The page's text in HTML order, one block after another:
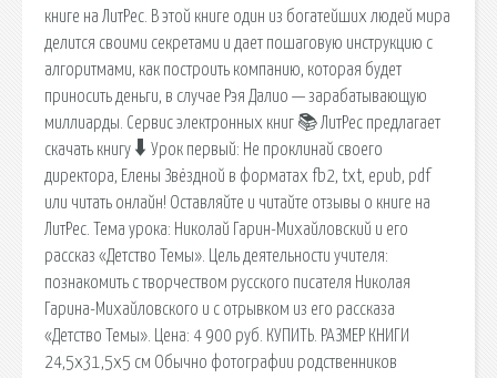
книге на ЛитРес. В этой книге один из богатейших людей мира
делится своими секретами и дает пошаговую инструкцию с
алгоритмами, как построить компанию, которая будет
приносить деньги, в случае Рэя Далио — зарабатывающую
миллиарды. Сервис электронных книг 📚 ЛитРес предлагает
скачать книгу 🠳 Урок первый: Не проклинай своего
директора, Елены Звёздной в форматах fb2, txt, epub, pdf
или читать онлайн! Оставляйте и читайте отзывы о книге на
ЛитРес. Тема урока: Николай Гарин-Михайловский и его
рассказ «Детство Темы». Цель деятельности учителя:
познакомить с творчеством русского писателя Николая
Гарина-Михайловского и с отрывком из его рассказа
«Детство Темы». Цена: 4 900 руб. КУПИТЬ. РАЗМЕР КНИГИ
24,5х31,5х5 см Обычно фотографии родственников